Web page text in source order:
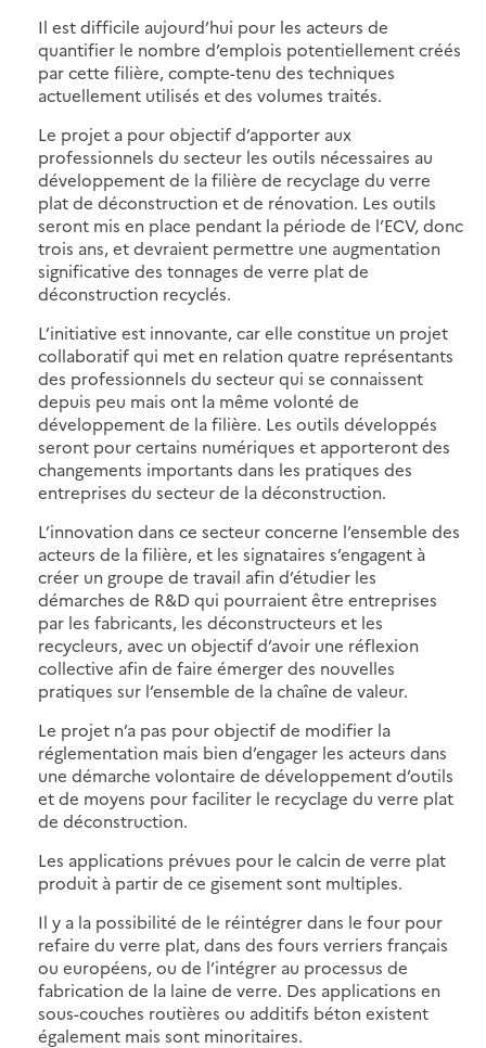
Il est difficile aujourd’hui pour les acteurs de
quantifier le nombre d’emplois potentiellement créés
par cette filière, compte-tenu des techniques
actuellement utilisés et des volumes traités.
Le projet a pour objectif d’apporter aux
professionnels du secteur les outils nécessaires au
développement de la filière de recyclage du verre
plat de déconstruction et de rénovation. Les outils
seront mis en place pendant la période de l’ECV, donc
trois ans, et devraient permettre une augmentation
significative des tonnages de verre plat de
déconstruction recyclés.
L’initiative est innovante, car elle constitue un projet
collaboratif qui met en relation quatre représentants
des professionnels du secteur qui se connaissent
depuis peu mais ont la même volonté de
développement de la filière. Les outils développés
seront pour certains numériques et apporteront des
changements importants dans les pratiques des
entreprises du secteur de la déconstruction.
L’innovation dans ce secteur concerne l’ensemble des
acteurs de la filière, et les signataires s’engagent à
créer un groupe de travail afin d’étudier les
démarches de R&D qui pourraient être entreprises
par les fabricants, les déconstructeurs et les
recycleurs, avec un objectif d’avoir une réflexion
collective afin de faire émerger des nouvelles
pratiques sur l’ensemble de la chaîne de valeur.
Le projet n’a pas pour objectif de modifier la
réglementation mais bien d’engager les acteurs dans
une démarche volontaire de développement d’outils
et de moyens pour faciliter le recyclage du verre plat
de déconstruction.
Les applications prévues pour le calcin de verre plat
produit à partir de ce gisement sont multiples.
Il y a la possibilité de le réintégrer dans le four pour
refaire du verre plat, dans des fours verriers français
ou européens, ou de l’intégrer au processus de
fabrication de la laine de verre. Des applications en
sous-couches routières ou additifs béton existent
également mais sont minoritaires.